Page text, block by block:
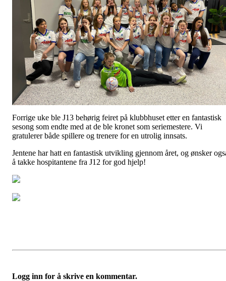
Forrige uke ble J13 behørig feiret på klubbhuset etter en fantastisk
sesong som endte med at de ble kronet som seriemestere. Vi
gratulerer både spillere og trenere for en utrolig innsats.
Jentene har hatt en fantastisk utvikling gjennom året, og ønsker
å takke hospitantene fra J12 for god hjelp!
Logg inn for å skrive en kommentar.